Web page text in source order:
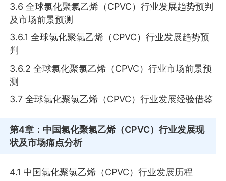
3.6 全球氯化聚氯乙烯（CPVC）行业发展趋势预判
及市场前景预测
3.6.1 全球氯化聚氯乙烯（CPVC）行业发展趋势预
判
3.6.2 全球氯化聚氯乙烯（CPVC）行业市场前景预
测
3.7 全球氯化聚氯乙烯（CPVC）行业发展经验借鉴
第4章 ：中国氯化聚氯乙烯（CPVC）行业发展现
状及市场痛点分析
4.1 中国氯化聚氯乙烯（CPVC）行业发展历程